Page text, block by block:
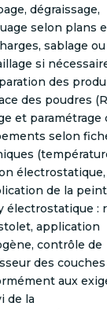
dégraissage,
selon plans
sablage ou
si
des
des poudres
et paramétrage
selon
de la
électrostatique :
application
contrôle de
des couches
aux
de la